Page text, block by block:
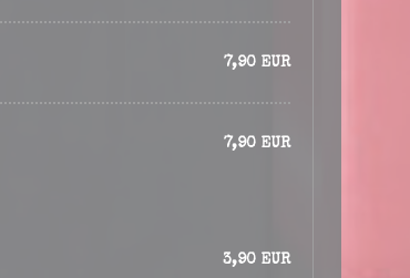
7,90 EUR
7,90 EUR
3,90 EUR